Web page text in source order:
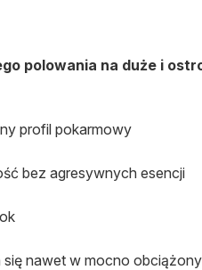
polowania na duże i
profil pokarmowy
bez agresywnych esencji
się nawet w mocno